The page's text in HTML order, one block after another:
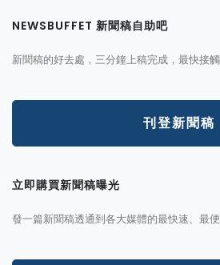
NEWSBUFFET 新聞稿自助吧
新聞稿的好去處，三分鐘上稿完成，最快接
刊登新聞稿
立即購買新聞稿曝光
發一篇新聞稿透通到各大媒體的最快速、最便